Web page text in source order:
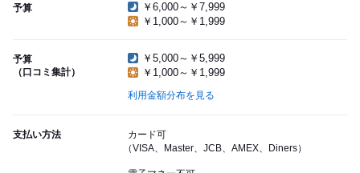
予算
￥6,000～￥7,999
￥1,000～￥1,999
予算
（口コミ集計）
￥5,000～￥5,999
￥1,000～￥1,999
利用金額分布を見る
支払い方法
カード可
（VISA、Master、JCB、AMEX、Diners）